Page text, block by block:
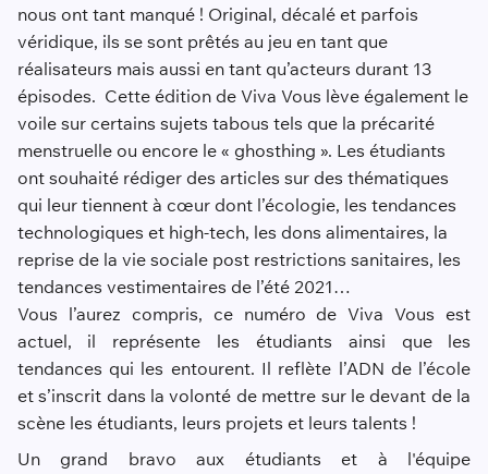
nous ont tant manqué ! Original, décalé et parfois
véridique, ils se sont prêtés au jeu en tant que
réalisateurs mais aussi en tant qu’acteurs durant 13
épisodes. Cette édition de Viva Vous lève également le
voile sur certains sujets tabous tels que la précarité
menstruelle ou encore le « ghosthing ». Les étudiants
ont souhaité rédiger des articles sur des thématiques
qui leur tiennent à cœur dont l’écologie, les tendances
technologiques et high-tech, les dons alimentaires, la
reprise de la vie sociale post restrictions sanitaires, les
tendances vestimentaires de l’été 2021…
Vous l’aurez compris, ce numéro de Viva Vous est
actuel, il représente les étudiants ainsi que les
tendances qui les entourent. Il reflète l’ADN de l’école
et s’inscrit dans la volonté de mettre sur le devant de la
scène les étudiants, leurs projets et leurs talents !
Un grand bravo aux étudiants et à l'équipe